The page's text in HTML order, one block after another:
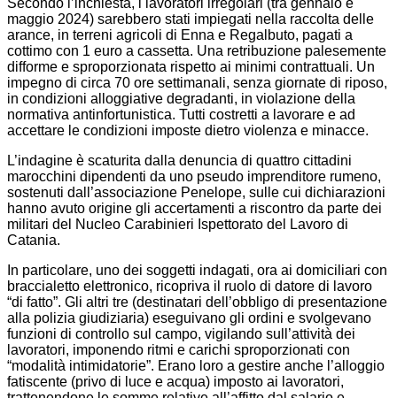
Secondo l’inchiesta, i lavoratori irregolari (tra gennaio e
maggio 2024) sarebbero stati impiegati nella raccolta delle
arance, in terreni agricoli di Enna e Regalbuto, pagati a
cottimo con 1 euro a cassetta. Una retribuzione palesemente
difforme e sproporzionata rispetto ai minimi contrattuali. Un
impegno di circa 70 ore settimanali, senza giornate di riposo,
in condizioni alloggiative degradanti, in violazione della
normativa antinfortunistica. Tutti costretti a lavorare e ad
accettare le condizioni imposte dietro violenza e minacce.
L’indagine è scaturita dalla denuncia di quattro cittadini
marocchini dipendenti da uno pseudo imprenditore rumeno,
sostenuti dall’associazione Penelope, sulle cui dichiarazioni
hanno avuto origine gli accertamenti a riscontro da parte dei
militari del Nucleo Carabinieri Ispettorato del Lavoro di
Catania.
In particolare, uno dei soggetti indagati, ora ai domiciliari con
braccialetto elettronico, ricopriva il ruolo di datore di lavoro
“di fatto”. Gli altri tre (destinatari dell’obbligo di presentazione
alla polizia giudiziaria) eseguivano gli ordini e svolgevano
funzioni di controllo sul campo, vigilando sull’attività dei
lavoratori, imponendo ritmi e carichi sproporzionati con
“modalità intimidatorie”. Erano loro a gestire anche l’alloggio
fatiscente (privo di luce e acqua) imposto ai lavoratori,